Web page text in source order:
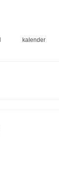
kalender